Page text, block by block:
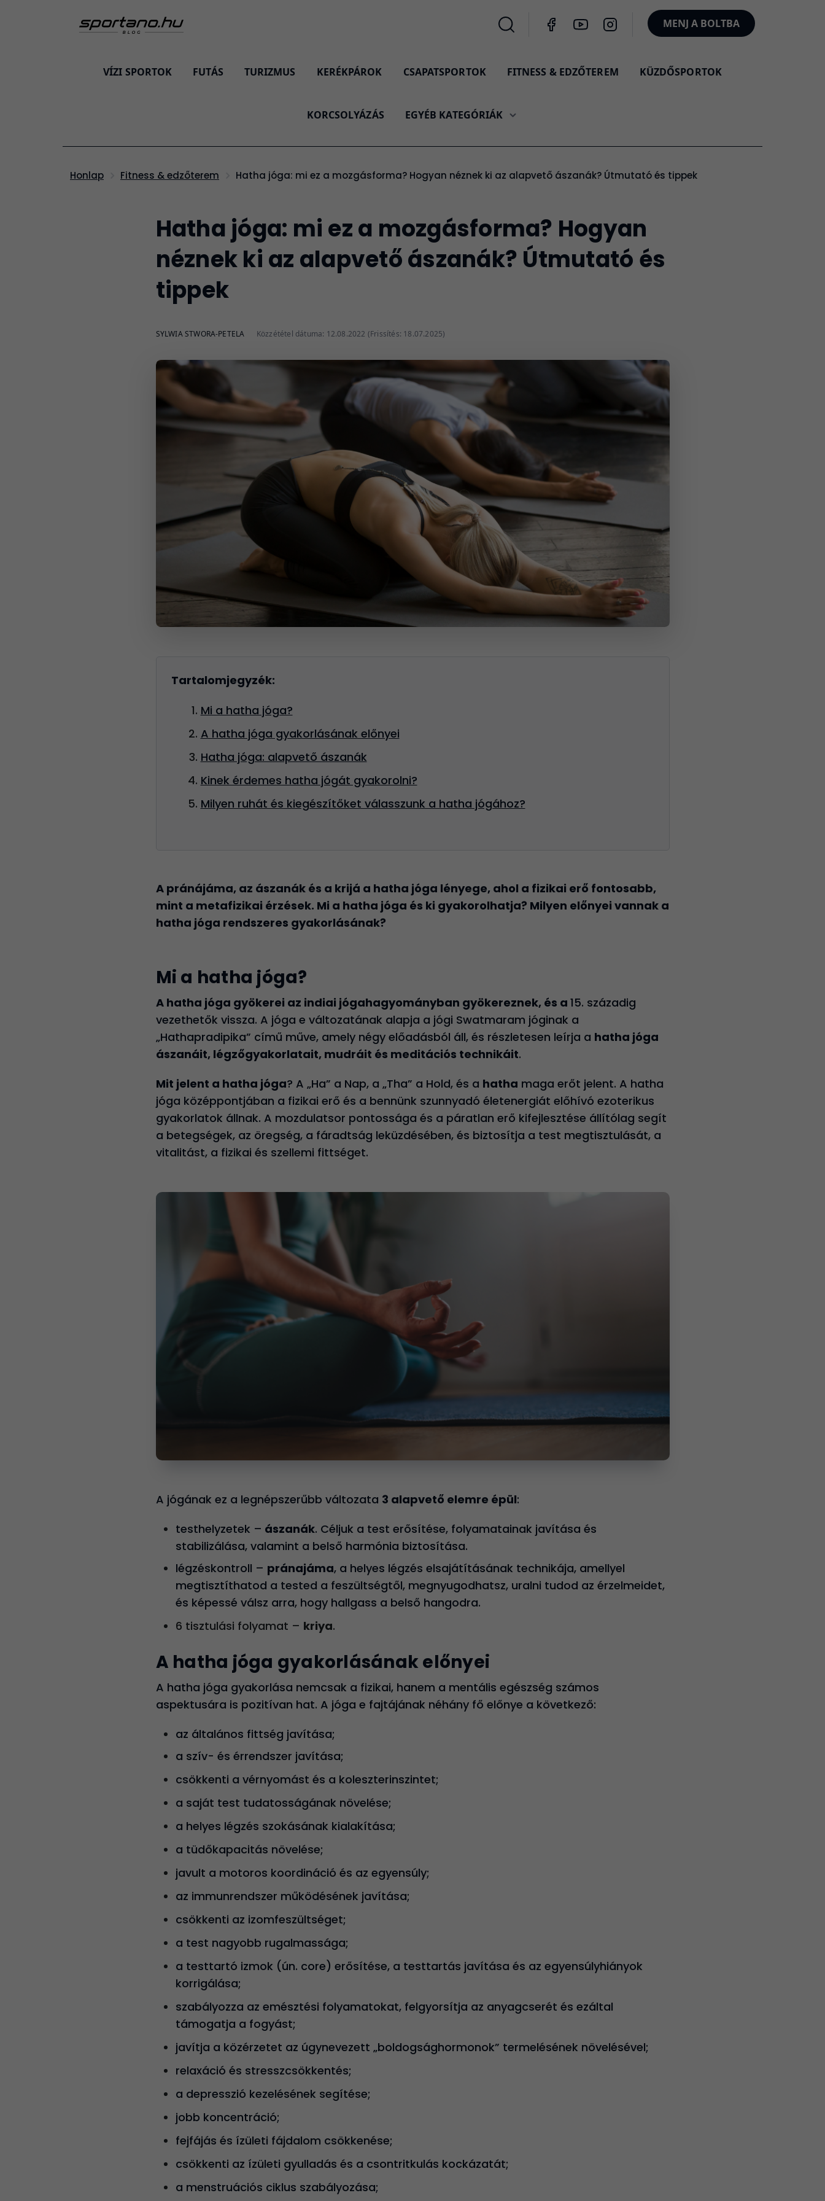
MENJ A BOLTBA
VÍZI SPORTOK FUTÁS TURIZMUS KERÉKPÁROK CSAPATSPORTOK FITNESS & EDZŐTEREM KÜZDŐSPORTOK
KORCSOLYÁZÁS EGYÉB KATEGÓRIÁK
Honlap Fitness & edzőterem Hatha jóga: mi ez a mozgásforma? Hogyan néznek ki az alapvető ászanák? Útmutató és tippek
Hatha jóga: mi ez a mozgásforma? Hogyan
néznek ki az alapvető ászanák? Útmutató és
tippek
SYLWIA STWORA-PETELA Közzététel dátuma: 12.08.2022 (Frissítés: 18.07.2025)
Tartalomjegyzék:
Mi a hatha jóga?
A hatha jóga gyakorlásának előnyei
Hatha jóga: alapvető ászanák
Kinek érdemes hatha jógát gyakorolni?
Milyen ruhát és kiegészítőket válasszunk a hatha jógához?
A pránájáma, az ászanák és a krijá a hatha jóga lényege, ahol a fizikai erő fontosabb,
mint a metafizikai érzések. Mi a hatha jóga és ki gyakorolhatja? Milyen előnyei vannak a
hatha jóga rendszeres gyakorlásának?
Mi a hatha jóga?
A hatha jóga gyökerei az indiai jógahagyományban gyökereznek, és a 15. századig
vezethetők vissza. A jóga e változatának alapja a jógi Swatmaram jóginak a
„Hathapradipika” című műve, amely négy előadásból áll, és részletesen leírja a hatha jóga
ászanáit, légzőgyakorlatait, mudráit és meditációs technikáit.
Mit jelent a hatha jóga? A „Ha” a Nap, a „Tha” a Hold, és a hatha maga erőt jelent. A hatha
jóga középpontjában a fizikai erő és a bennünk szunnyadó életenergiát előhívó ezoterikus
gyakorlatok állnak. A mozdulatsor pontossága és a páratlan erő kifejlesztése állítólag segít
a betegségek, az öregség, a fáradtság leküzdésében, és biztosítja a test megtisztulását, a
vitalitást, a fizikai és szellemi fittséget.
A jógának ez a legnépszerűbb változata 3 alapvető elemre épül:
testhelyzetek – ászanák. Céljuk a test erősítése, folyamatainak javítása és
stabilizálása, valamint a belső harmónia biztosítása.
légzéskontroll – pránajáma, a helyes légzés elsajátításának technikája, amellyel
megtisztíthatod a tested a feszültségtől, megnyugodhatsz, uralni tudod az érzelmeidet,
és képessé válsz arra, hogy hallgass a belső hangodra.
6 tisztulási folyamat – kriya.
A hatha jóga gyakorlásának előnyei
A hatha jóga gyakorlása nemcsak a fizikai, hanem a mentális egészség számos
aspektusára is pozitívan hat. A jóga e fajtájának néhány fő előnye a következő:
az általános fittség javítása;
a szív- és érrendszer javítása;
csökkenti a vérnyomást és a koleszterinszintet;
a saját test tudatosságának növelése;
a helyes légzés szokásának kialakítása;
a tüdőkapacitás növelése;
javult a motoros koordináció és az egyensúly;
az immunrendszer működésének javítása;
csökkenti az izomfeszültséget;
a test nagyobb rugalmassága;
a testtartó izmok (ún. core) erősítése, a testtartás javítása és az egyensúlyhiányok
korrigálása;
szabályozza az emésztési folyamatokat, felgyorsítja az anyagcserét és ezáltal
támogatja a fogyást;
javítja a közérzetet az úgynevezett „boldogsághormonok” termelésének növelésével;
relaxáció és stresszcsökkentés;
a depresszió kezelésének segítése;
jobb koncentráció;
fejfájás és ízületi fájdalom csökkenése;
csökkenti az ízületi gyulladás és a csontritkulás kockázatát;
a menstruációs ciklus szabályozása;